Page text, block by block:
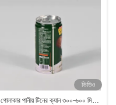
ভিডিও
গোলাকার পানীয় টিনের ক্যান ৩০০-৬০০ মিলি